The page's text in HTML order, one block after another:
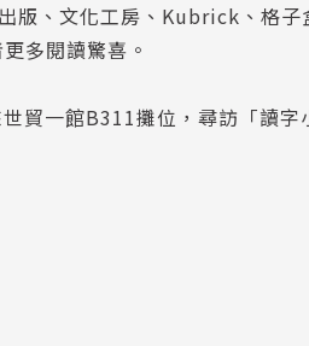
版、文化工房、Kubrick、格子
多閱讀驚喜。
貿一館B311攤位，尋訪「讀字